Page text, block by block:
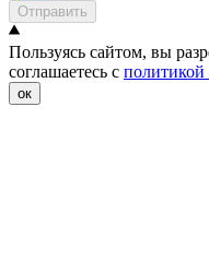
Отправить
Пользуясь сайтом, вы
соглашаетесь с политикой
ок